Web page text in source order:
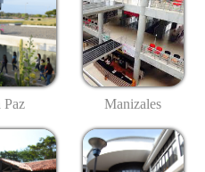
Paz Manizales